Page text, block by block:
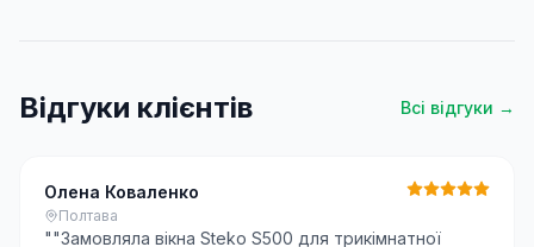
Відгуки клієнтів Всі відгуки →
Олена Коваленко
Полтава
""Замовляла вікна Steko S500 для трикімнатної